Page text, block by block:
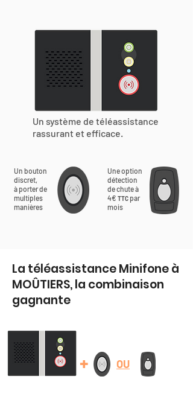
Un système de téléassistance
rassurant et efficace.
Un bouton
discret,
à porter de
multiples
manières
Une option
détection
de chute à
4€ TTC par
mois
La téléassistance Minifone à
MOÛTIERS, la combinaison
gagnante
+ OU